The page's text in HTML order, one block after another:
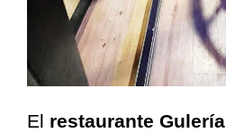
El restaurante Gulería